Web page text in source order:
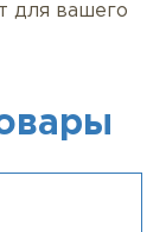
для вашего